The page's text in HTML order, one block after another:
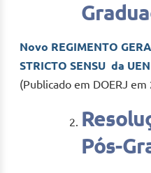
Novo REGIMENTO
STRICTO SENSU da
(Publicado em DOERJ
Pós-